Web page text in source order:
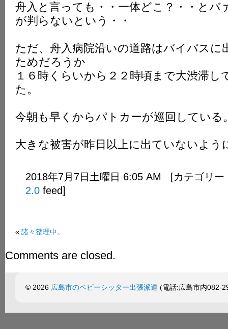
舟入と言っても・・一体どこ？・・とバ
が判らないという・・
ただ、舟入病院沿いの道路はバイパスに
ためだろうか
１６時くらいから２２時頃まで大渋滞し
た。
今朝も早くからパトカーが巡回している
大きな被害が昨日以上に出ていないよう
2018年7月7日土曜日 6:05 AM [カテゴリー
2.0 feed]
« 諸々整理中。
Comments are closed.
© 2026 広島市のベビーシッター出張派遣 (電話:広島市内082-